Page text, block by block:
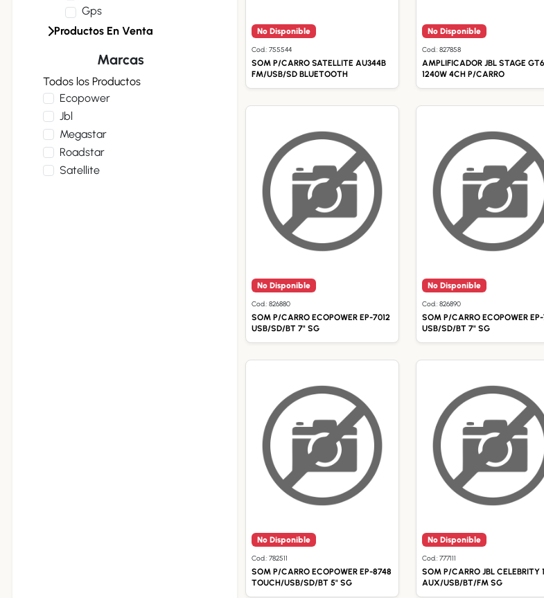
Gps
Productos En Venta
Marcas
Todos los Productos
Ecopower
Jbl
Megastar
Roadstar
Satellite
No Disponible
Cod.: 755544
SOM P/CARRO SATELLITE AU344B
FM/USB/SD BLUETOOTH
No Disponible
Cod.: 827858
AMPLIFICADOR JBL STAGE
1240W 4CH P/CARRO
No Disponible
Cod.: 826880
SOM P/CARRO ECOPOWER EP-7012
USB/SD/BT 7" SG
No Disponible
Cod.: 826890
SOM P/CARRO ECOPOWER
USB/SD/BT 7" SG
No Disponible
Cod.: 782511
SOM P/CARRO ECOPOWER EP-8748
TOUCH/USB/SD/BT 5" SG
No Disponible
Cod.: 777111
SOM P/CARRO JBL CELEBRITY
AUX/USB/BT/FM SG